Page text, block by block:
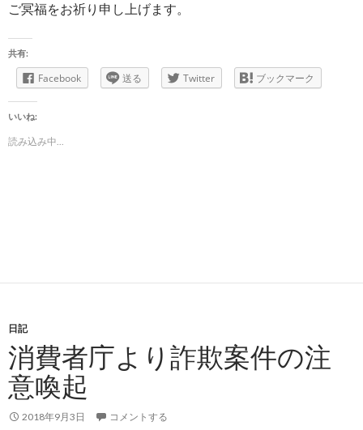
ご冥福をお祈り申し上げます。
共有:
Facebook 送る Twitter ブックマーク
いいね:
読み込み中...
日記
消費者庁より詐欺案件の注
意喚起
2018年9月3日 コメントする